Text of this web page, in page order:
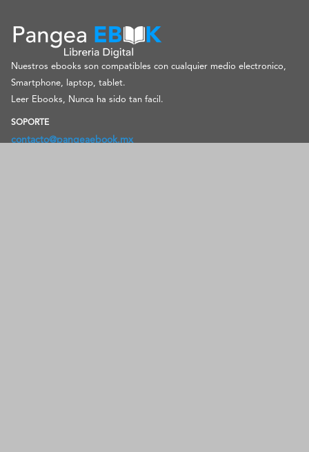
Nuestros ebooks son compatibles con cualquier medio electronico,
Smartphone, laptop, tablet.
Leer Ebooks, Nunca ha sido tan facil.
SOPORTE
contacto@pangeaebook.mx